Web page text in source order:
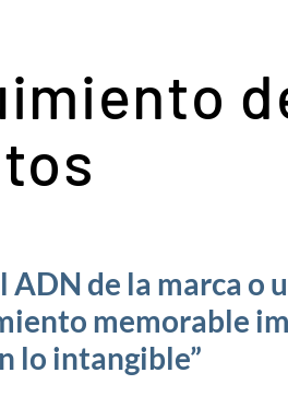
ADN de la marca o
memorable
lo intangible”